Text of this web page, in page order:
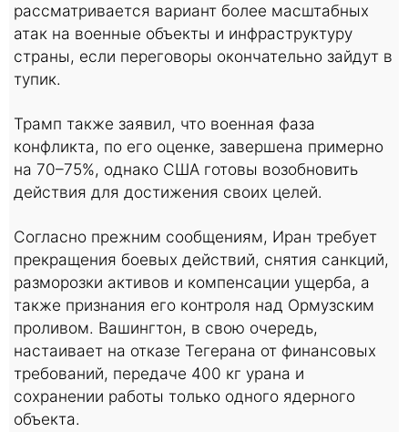
рассматривается вариант более масштабных
атак на военные объекты и инфраструктуру
страны, если переговоры окончательно зайдут в
тупик.
Трамп также заявил, что военная фаза
конфликта, по его оценке, завершена примерно
на 70–75%, однако США готовы возобновить
действия для достижения своих целей.
Согласно прежним сообщениям, Иран требует
прекращения боевых действий, снятия санкций,
разморозки активов и компенсации ущерба, а
также признания его контроля над Ормузским
проливом. Вашингтон, в свою очередь,
настаивает на отказе Тегерана от финансовых
требований, передаче 400 кг урана и
сохранении работы только одного ядерного
объекта.